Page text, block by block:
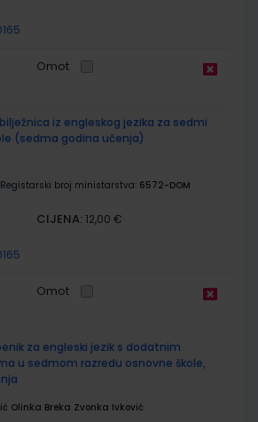
Omot
bilježnica iz engleskog jezika za sedmi
(sedma godina učenja)
Registarski broj ministarstva: 6572-DOM
CIJENA: 12,00 €
Omot
za engleski jezik s dodatnim
u sedmom razredu osnovne škole,
Olinka Breka Zvonka Ivković